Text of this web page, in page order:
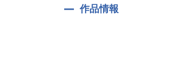
作品情報